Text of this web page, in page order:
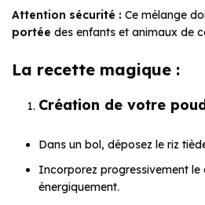
Attention sécurité : Ce mélange
portée des enfants et animaux de
La recette magique :
Création de votre
Dans un bol, déposez le riz
Incorporez progressivement le
énergiquement.